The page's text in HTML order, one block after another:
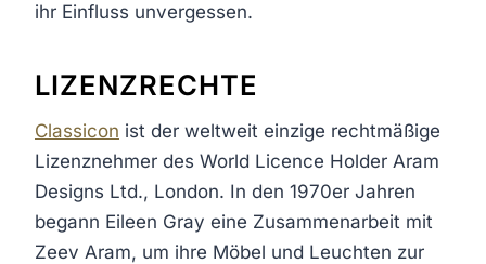
ihr Einfluss unvergessen.
LIZENZRECHTE
Classicon ist der weltweit einzige rechtmäßige
Lizenznehmer des World Licence Holder Aram
Designs Ltd., London. In den 1970er Jahren
begann Eileen Gray eine Zusammenarbeit mit
Zeev Aram, um ihre Möbel und Leuchten zur